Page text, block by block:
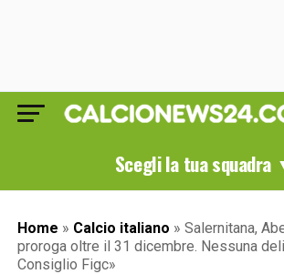
Scegli la tua squadra
Home » Calcio italiano » Salernitana,
proroga oltre il 31 dicembre. Nessuna
Consiglio Figc»